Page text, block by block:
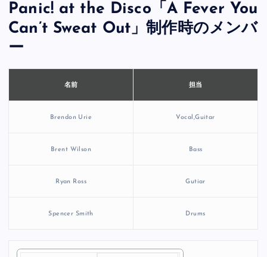
Panic! at the Disco「A Fever You
Can’t Sweat Out」制作時のメンバ
ー
名前 担当
Brendon Urie Vocal,Guitar
Brent Wilson Bass
Ryan Ross Gutiar
Spencer Smith Drums